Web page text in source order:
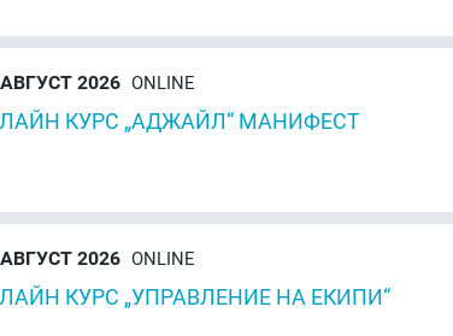
2026 ONLINE
КУРС „АДЖАЙЛ“ МАНИФЕСТ
2026 ONLINE
КУРС „УПРАВЛЕНИЕ НА ЕКИПИ“